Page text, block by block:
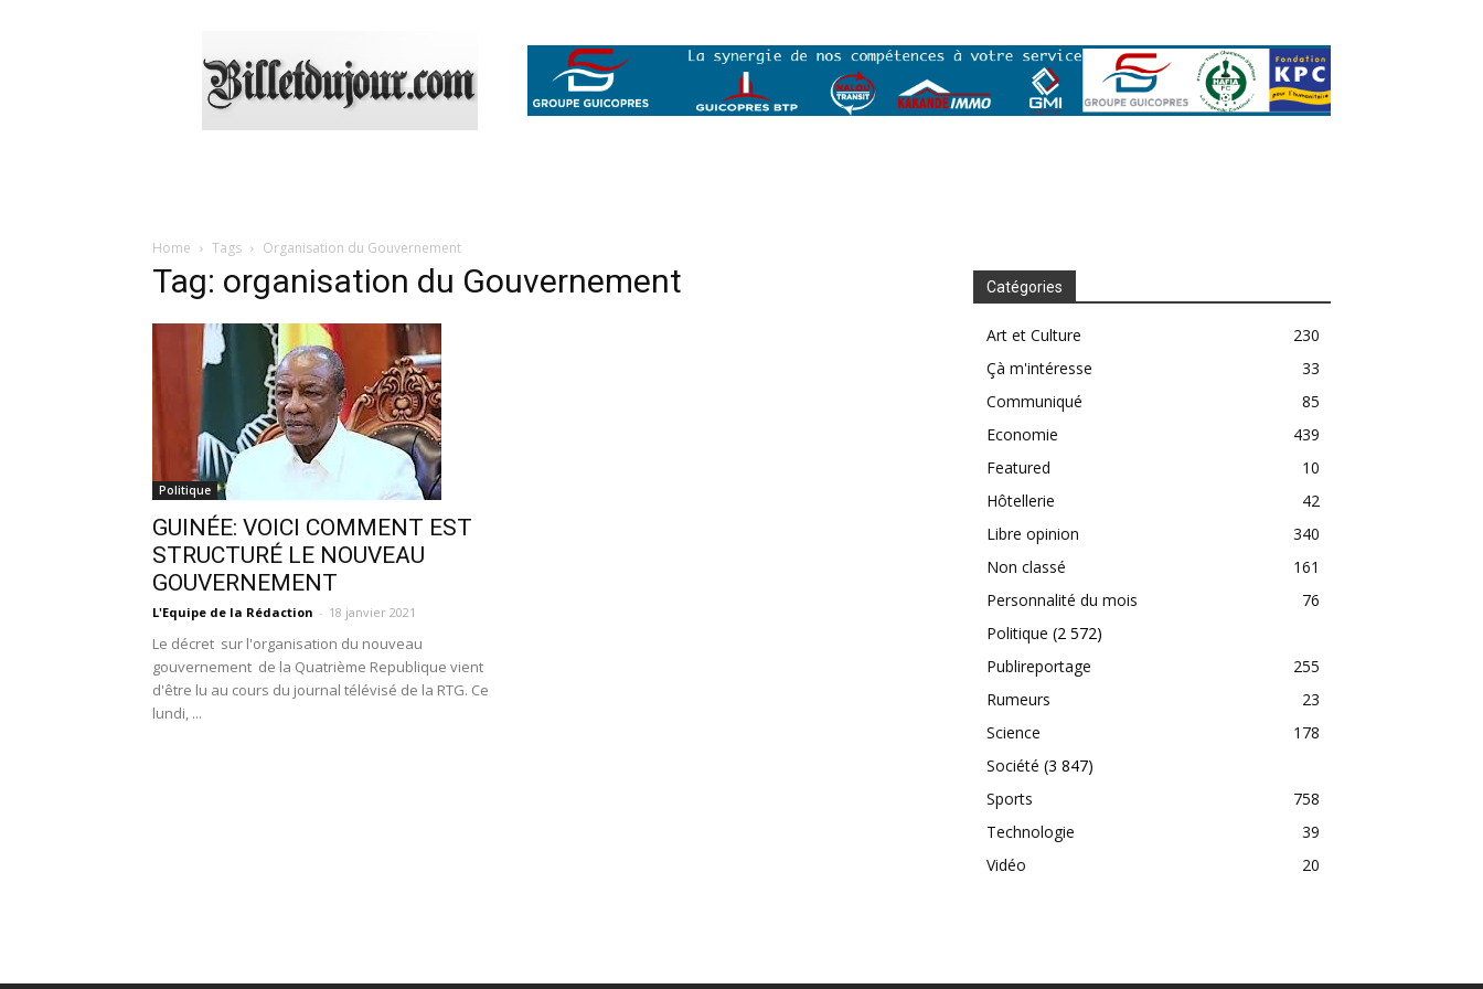
Home Tags Organisation du Gouvernement
Tag: organisation du Gouvernement
Politique
GUINÉE: VOICI COMMENT EST
STRUCTURÉ LE NOUVEAU
GOUVERNEMENT
L'Equipe de la Rédaction - 18 janvier 2021
Le décret sur l'organisation du nouveau
gouvernement de la Quatrième Republique vient
d'être lu au cours du journal télévisé de la RTG. Ce
lundi, ...
Catégories
Art et Culture
230
Çà m'intéresse
33
Communiqué
85
Economie
439
Featured
10
Hôtellerie
42
Libre opinion
340
Non classé
161
Personnalité du mois
76
Politique (2 572)
Publireportage
255
Rumeurs
23
Science
178
Société (3 847)
Sports
758
Technologie
39
Vidéo
20